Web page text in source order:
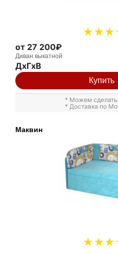
от 27 200₽
Диван выкатной
ДxГxВ
Купить
* Можем
* Доставка по
Маквин